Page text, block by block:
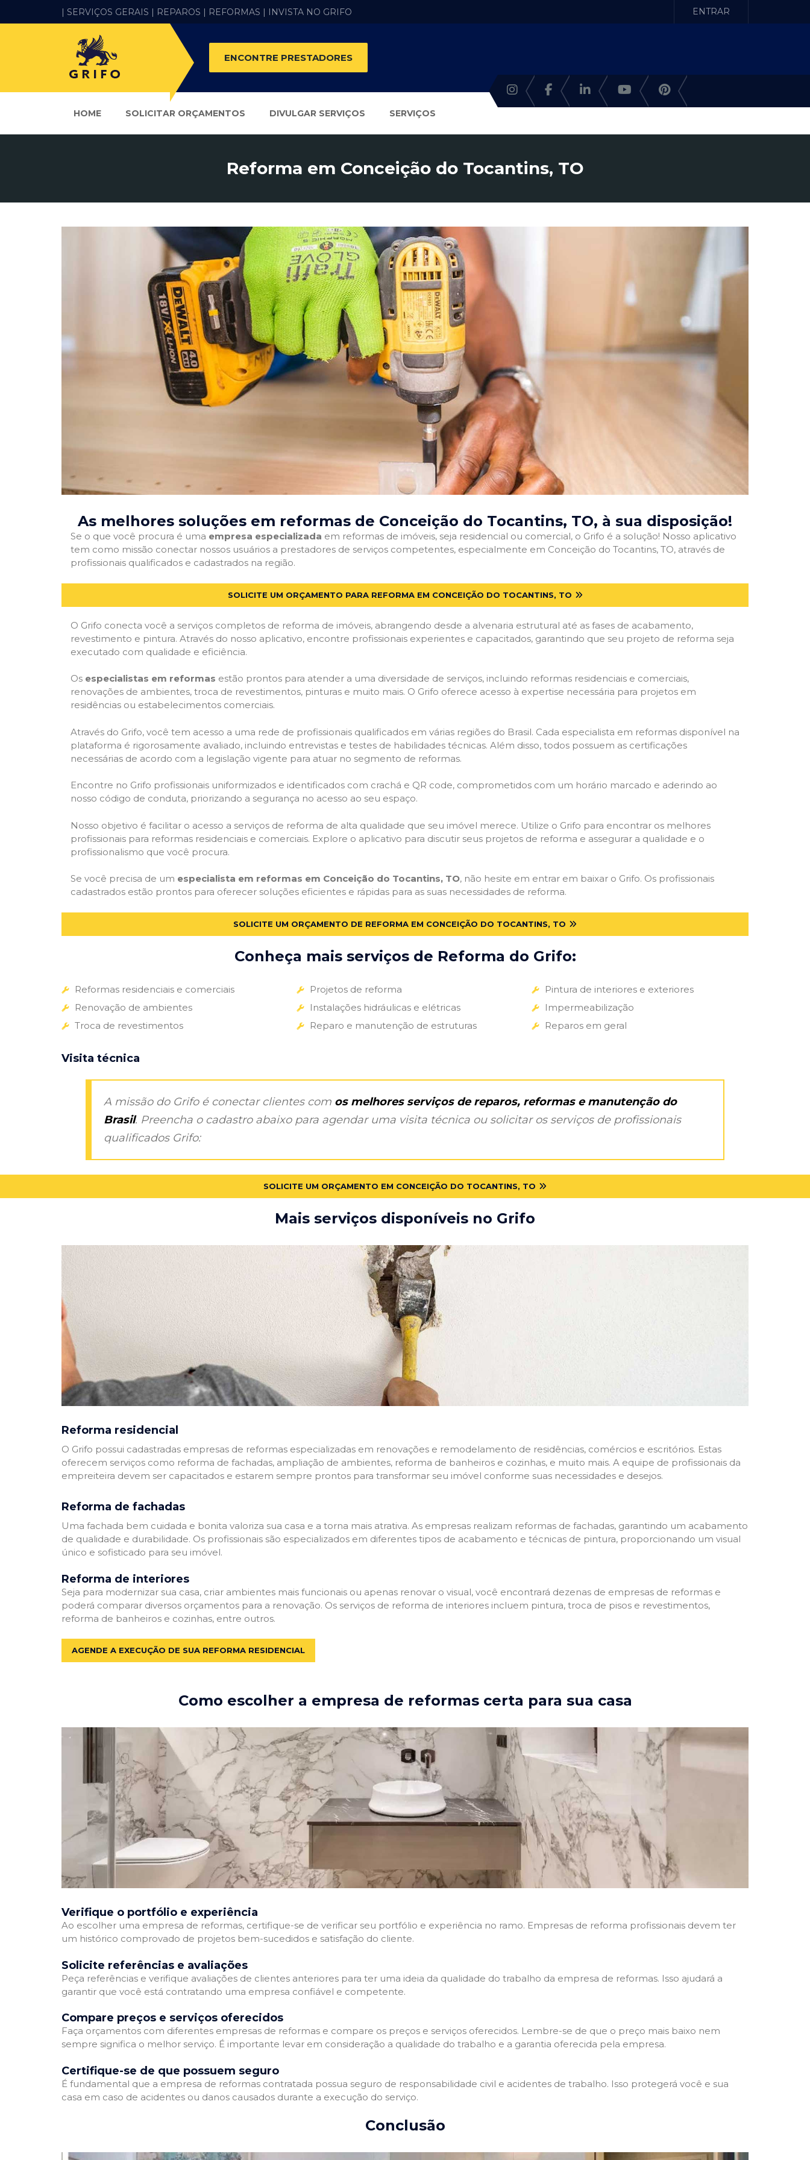
| SERVIÇOS GERAIS | REPAROS | REFORMAS | INVISTA NO GRIFO ENTRAR
ENCONTRE PRESTADORES
HOME SOLICITAR ORÇAMENTOS DIVULGAR SERVIÇOS SERVIÇOS
Reforma em Conceição do Tocantins, TO
As melhores soluções em reformas de Conceição do Tocantins, TO, à sua disposição!
Se o que você procura é uma empresa especializada em reformas de imóveis, seja residencial ou comercial, o Grifo é a solução! Nosso aplicativo
tem como missão conectar nossos usuários a prestadores de serviços competentes, especialmente em Conceição do Tocantins, TO, através de
profissionais qualificados e cadastrados na região.
SOLICITE UM ORÇAMENTO PARA REFORMA EM CONCEIÇÃO DO TOCANTINS, TO
O Grifo conecta você a serviços completos de reforma de imóveis, abrangendo desde a alvenaria estrutural até as fases de acabamento,
revestimento e pintura. Através do nosso aplicativo, encontre profissionais experientes e capacitados, garantindo que seu projeto de reforma seja
executado com qualidade e eficiência.
Os especialistas em reformas estão prontos para atender a uma diversidade de serviços, incluindo reformas residenciais e comerciais,
renovações de ambientes, troca de revestimentos, pinturas e muito mais. O Grifo oferece acesso à expertise necessária para projetos em
residências ou estabelecimentos comerciais.
Através do Grifo, você tem acesso a uma rede de profissionais qualificados em várias regiões do Brasil. Cada especialista em reformas disponível na
plataforma é rigorosamente avaliado, incluindo entrevistas e testes de habilidades técnicas. Além disso, todos possuem as certificações
necessárias de acordo com a legislação vigente para atuar no segmento de reformas.
Encontre no Grifo profissionais uniformizados e identificados com crachá e QR code, comprometidos com um horário marcado e aderindo ao
nosso código de conduta, priorizando a segurança no acesso ao seu espaço.
Nosso objetivo é facilitar o acesso a serviços de reforma de alta qualidade que seu imóvel merece. Utilize o Grifo para encontrar os melhores
profissionais para reformas residenciais e comerciais. Explore o aplicativo para discutir seus projetos de reforma e assegurar a qualidade e o
profissionalismo que você procura.
Se você precisa de um especialista em reformas em Conceição do Tocantins, TO, não hesite em entrar em baixar o Grifo. Os profissionais
cadastrados estão prontos para oferecer soluções eficientes e rápidas para as suas necessidades de reforma.
SOLICITE UM ORÇAMENTO DE REFORMA EM CONCEIÇÃO DO TOCANTINS, TO
Conheça mais serviços de Reforma do Grifo:
Reformas residenciais e comerciais
Renovação de ambientes
Troca de revestimentos
Projetos de reforma
Instalações hidráulicas e elétricas
Reparo e manutenção de estruturas
Pintura de interiores e exteriores
Impermeabilização
Reparos em geral
Visita técnica
A missão do Grifo é conectar clientes com os melhores serviços de reparos, reformas e manutenção do
Brasil. Preencha o cadastro abaixo para agendar uma visita técnica ou solicitar os serviços de profissionais
qualificados Grifo:
SOLICITE UM ORÇAMENTO EM CONCEIÇÃO DO TOCANTINS, TO
Mais serviços disponíveis no Grifo
Reforma residencial
O Grifo possui cadastradas empresas de reformas especializadas em renovações e remodelamento de residências, comércios e escritórios. Estas
oferecem serviços como reforma de fachadas, ampliação de ambientes, reforma de banheiros e cozinhas, e muito mais. A equipe de profissionais da
empreiteira devem ser capacitados e estarem sempre prontos para transformar seu imóvel conforme suas necessidades e desejos.
Reforma de fachadas
Uma fachada bem cuidada e bonita valoriza sua casa e a torna mais atrativa. As empresas realizam reformas de fachadas, garantindo um acabamento
de qualidade e durabilidade. Os profissionais são especializados em diferentes tipos de acabamento e técnicas de pintura, proporcionando um visual
único e sofisticado para seu imóvel.
Reforma de interiores
Seja para modernizar sua casa, criar ambientes mais funcionais ou apenas renovar o visual, você encontrará dezenas de empresas de reformas e
poderá comparar diversos orçamentos para a renovação. Os serviços de reforma de interiores incluem pintura, troca de pisos e revestimentos,
reforma de banheiros e cozinhas, entre outros.
AGENDE A EXECUÇÃO DE SUA REFORMA RESIDENCIAL
Como escolher a empresa de reformas certa para sua casa
Verifique o portfólio e experiência
Ao escolher uma empresa de reformas, certifique-se de verificar seu portfólio e experiência no ramo. Empresas de reforma profissionais devem ter
um histórico comprovado de projetos bem-sucedidos e satisfação do cliente.
Solicite referências e avaliações
Peça referências e verifique avaliações de clientes anteriores para ter uma ideia da qualidade do trabalho da empresa de reformas. Isso ajudará a
garantir que você está contratando uma empresa confiável e competente.
Compare preços e serviços oferecidos
Faça orçamentos com diferentes empresas de reformas e compare os preços e serviços oferecidos. Lembre-se de que o preço mais baixo nem
sempre significa o melhor serviço. É importante levar em consideração a qualidade do trabalho e a garantia oferecida pela empresa.
Certifique-se de que possuem seguro
É fundamental que a empresa de reformas contratada possua seguro de responsabilidade civil e acidentes de trabalho. Isso protegerá você e sua
casa em caso de acidentes ou danos causados durante a execução do serviço.
Conclusão